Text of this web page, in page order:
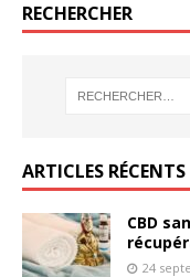
RECHERCHER
ARTICLES RÉCENTS
CBD
24